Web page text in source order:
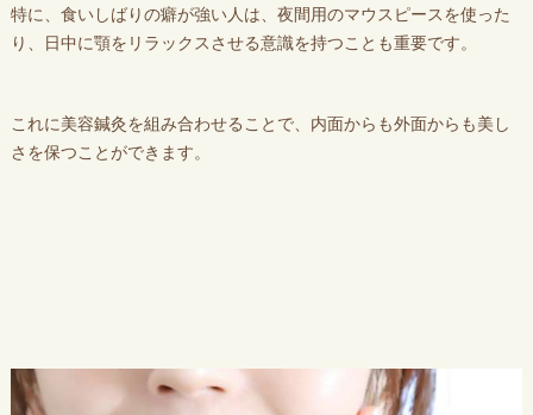
特に、食いしばりの癖が強い人は、夜間用のマウスピースを使った
り、日中に顎をリラックスさせる意識を持つことも重要です。
これに美容鍼灸を組み合わせることで、内面からも外面からも美し
さを保つことができます。